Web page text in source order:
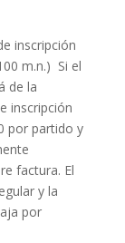
inscripción
m.n.) Si el
de la
inscripción
por partido y
factura. El
y la
por